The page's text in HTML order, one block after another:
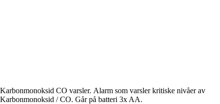
Karbonmonoksid CO varsler. Alarm som varsler kritiske nivåer av
Karbonmonoksid / CO. Går på batteri 3x AA.